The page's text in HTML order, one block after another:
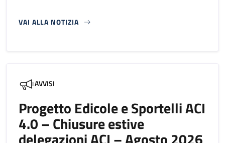
VAI ALLA NOTIZIA
AVVISI
Progetto Edicole e Sportelli ACI
4.0 – Chiusure estive